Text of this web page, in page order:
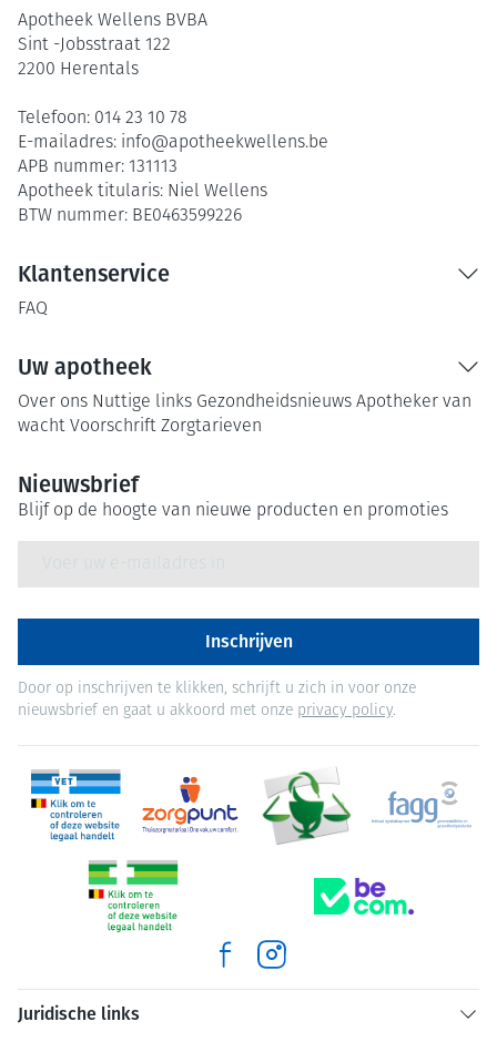
Apotheek Wellens BVBA
Sint -Jobsstraat 122
2200 Herentals
Telefoon: 014 23 10 78
E-mailadres: info@apotheekwellens.be
APB nummer: 131113
Apotheek titularis: Niel Wellens
BTW nummer: BE0463599226
Klantenservice
FAQ
Uw apotheek
Over ons Nuttige links Gezondheidsnieuws Apotheker van
wacht Voorschrift Zorgtarieven
Nieuwsbrief
Blijf op de hoogte van nieuwe producten en promoties
Inschrijven
Door op inschrijven te klikken, schrijft u zich in voor onze
nieuwsbrief en gaat u akkoord met onze privacy policy.
Juridische links